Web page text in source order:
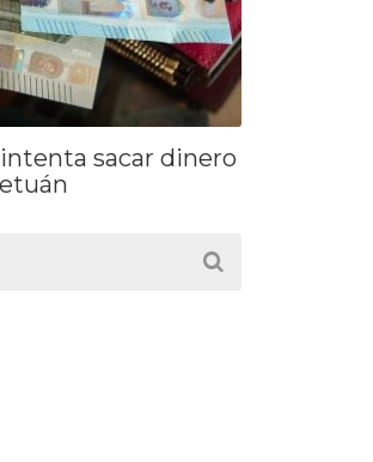
sacar dinero